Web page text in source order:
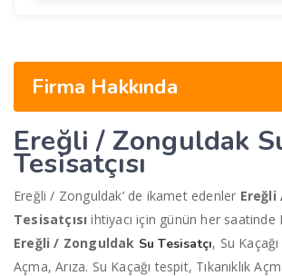
Firma Hakkında
Ereğli / Zonguldak
Tesisatçısı
Ereğli / Zonguldak’ de ikamet edenler Ereğli
Tesisatçısı ihtiyacı için günün her saatinde
Ereğli / Zonguldak Su Tesisatçı, Su
Açma, Arıza. Su Kaçağı tespit, Tıkanıklık